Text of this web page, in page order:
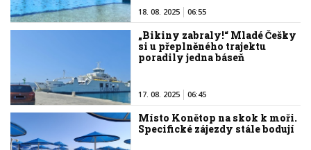
18. 08. 2025 06:55
„Bikiny zabraly!“ Mladé Češky
si u přeplněného trajektu
poradily jedna báseň
17. 08. 2025 06:45
Místo Konětop na skok k moři.
Specifické zájezdy stále bodují